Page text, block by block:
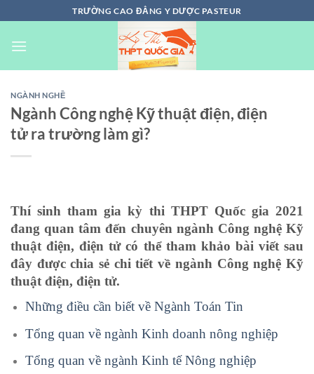
đến
nội
TRƯỜNG CAO ĐẲNG Y DƯỢC PASTEUR
NGÀNH NGHỀ
Ngành Công nghệ Kỹ thuật điện, điện
tử ra trường làm gì?
Thí sinh tham gia kỳ thi THPT Quốc gia 2021
đang quan tâm đến chuyên ngành Công nghệ Kỹ
thuật điện, điện tử có thể tham khảo bài viết sau
đây được chia sẻ chi tiết về ngành Công nghệ Kỹ
thuật điện, điện tử.
Những điều cần biết về Ngành Toán Tin
Tổng quan về ngành Kinh doanh nông nghiệp
Tổng quan về ngành Kinh tế Nông nghiệp